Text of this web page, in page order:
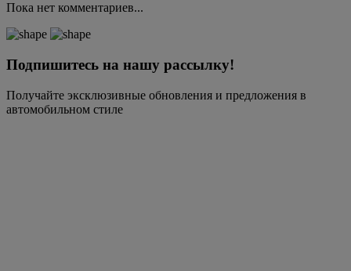
Пока нет комментариев...
Подпишитесь на нашу рассылку!
Получайте эксклюзивные обновления и предложения в
автомобильном стиле